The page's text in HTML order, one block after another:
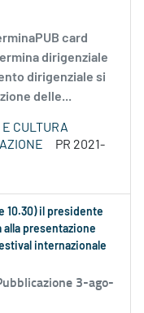
card
dirigenziale
dirigenziale si
delle...
E CULTURA
PR 2021-
10.30) il presidente
alla presentazione
internazionale
3-ago-